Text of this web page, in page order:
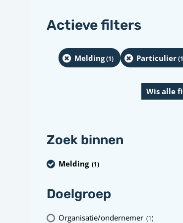
Actieve filters
Melding(1) Particulier(1
Zoek binnen
Melding (1)
Doelgroep
Organisatie/ondernemer (1)